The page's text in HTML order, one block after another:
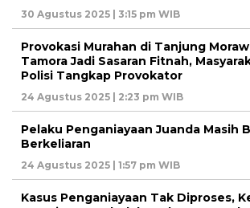
30 Agustus 2025 | 3:15 pm WIB
Provokasi Murahan di Tanjung
Tamora Jadi Sasaran Fitnah,
Polisi Tangkap Provokator
24 Agustus 2025 | 2:23 pm WIB
Pelaku Penganiayaan Juanda Masih
Berkeliaran
24 Agustus 2025 | 1:57 pm WIB
Kasus Penganiayaan Tak Diproses,